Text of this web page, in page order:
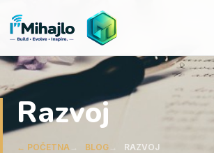
I'Mihajlo
Razvoj
← POČETNA BLOG RAZVOJ